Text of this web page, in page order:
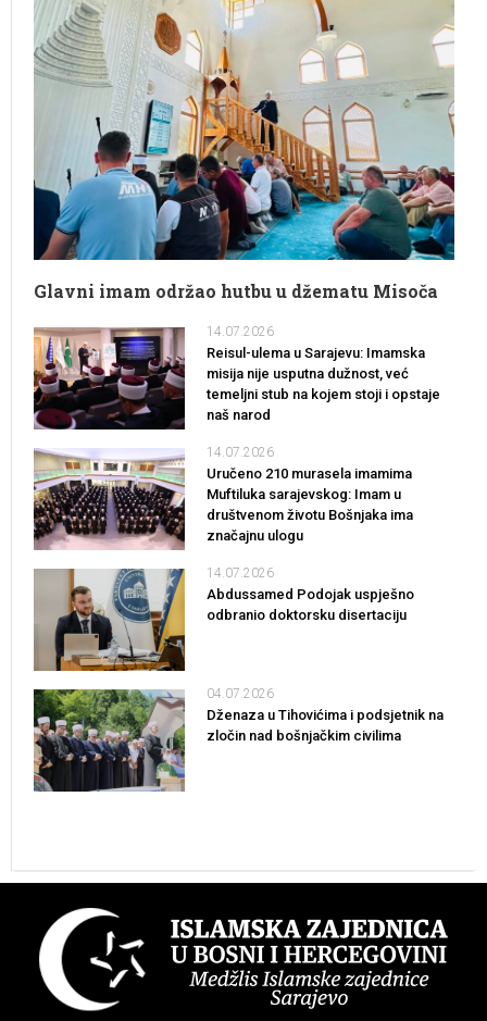
Glavni imam održao hutbu u džematu Misoča
14.07.2026
Reisul-ulema u Sarajevu: Imamska
misija nije usputna dužnost, već
temeljni stub na kojem stoji i opstaje
naš narod
14.07.2026
Uručeno 210 murasela imamima
Muftiluka sarajevskog: Imam u
društvenom životu Bošnjaka ima
značajnu ulogu
14.07.2026
Abdussamed Podojak uspješno
odbranio doktorsku disertaciju
04.07.2026
Dženaza u Tihovićima i podsjetnik na
zločin nad bošnjačkim civilima